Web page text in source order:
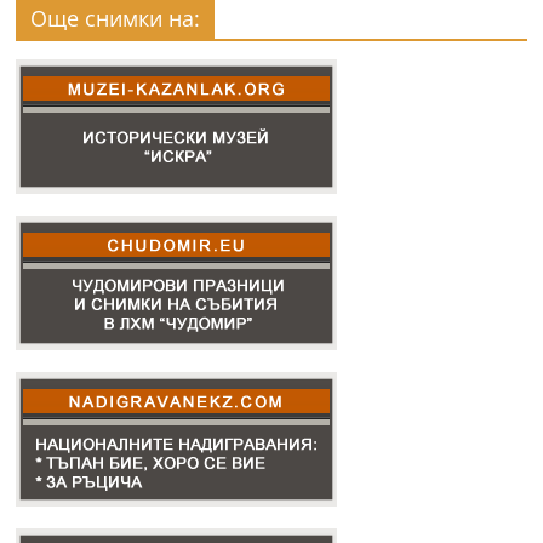
Още снимки на: